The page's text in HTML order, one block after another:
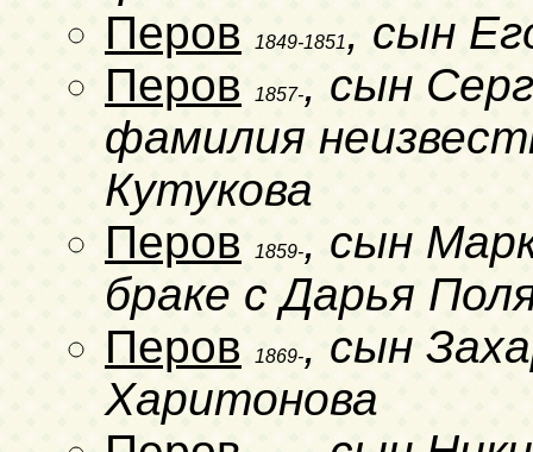
Перов
1849-1851, сын
Перов
1857-, сын
фамилия
Кутукова
Перов
1859-, сын
браке с Дарья
Перов
1869-, сын
Харитонова